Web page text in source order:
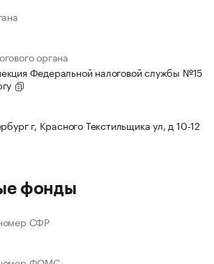
органа
Федеральной налоговой службы №15
г, Красного Текстильщика ул, д 10-12
фонды
СФР